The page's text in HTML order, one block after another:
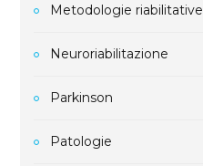
Metodologie riabilitative
Neuroriabilitazione
Parkinson
Patologie